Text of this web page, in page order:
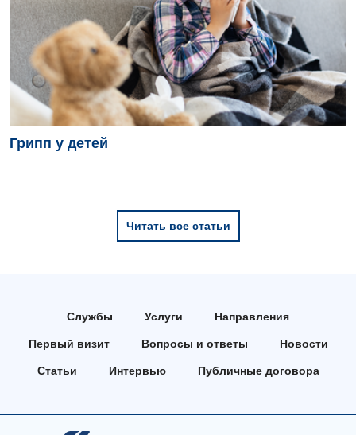
Грипп у детей
Читать все статьи
Службы Услуги Направления
Первый визит Вопросы и ответы Новости
Статьи Интервью Публичные договора